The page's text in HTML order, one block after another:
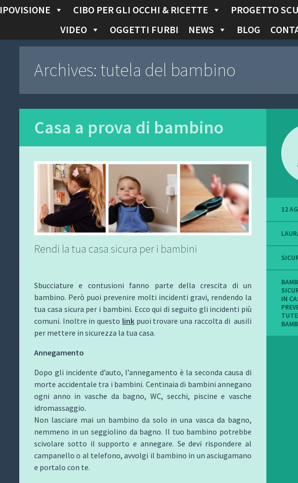
IPOVISIONE CIBO PER GLI OCCHI & RICETTE PROGETTO
VIDEO
OGGETTI FURBI NEWS BLOG
Archives: tutela del bambino
Casa a prova di bambino
Rendi la tua casa sicura per i bambini
Sbucciature e contusioni fanno parte della crescita di un
bambino. Però puoi prevenire molti incidenti gravi, rendendo la
tua casa sicura per i bambini. Ecco qui di seguito gli incidenti più
comuni. Inoltre in questo linkpuoi trovare una raccolta di ausili
per mettere in sicurezza la tua casa.
Annegamento
Dopo gli incidente d’auto, l’annegamento è la seconda causa di
morte accidentale tra i bambini. Centinaia di bambini annegano
ogni anno in vasche da bagno, WC, secchi, piscine e vasche
idromassaggio.
Non lasciare mai un bambino da solo in una vasca da bagno,
nemmeno in un seggiolino da bagno. Il tuo bambino potrebbe
scivolare sotto il supporto e annegare. Se devi rispondere al
campanello o al telefono, avvolgi il bambino in un asciugamano
e portalo con te.
12
IN